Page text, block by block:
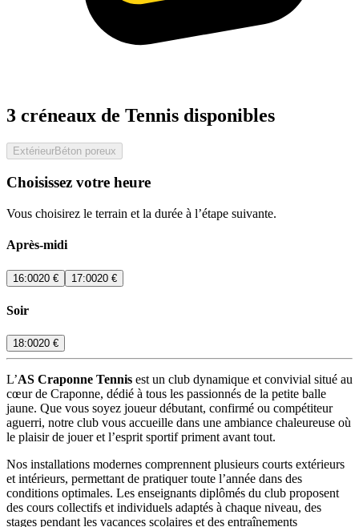
3 créneaux de Tennis disponibles
ExtérieurBéton poreux
Choisissez votre heure
Vous choisirez le terrain et la durée à l’étape suivante.
Après-midi
16:0020 € 17:0020 €
Soir
18:0020 €
L’AS Craponne Tennis est un club dynamique et convivial situé au
cœur de Craponne, dédié à tous les passionnés de la petite balle
jaune. Que vous soyez joueur débutant, confirmé ou compétiteur
aguerri, notre club vous accueille dans une ambiance chaleureuse où
le plaisir de jouer et l’esprit sportif priment avant tout.
Nos installations modernes comprennent plusieurs courts extérieurs
et intérieurs, permettant de pratiquer toute l’année dans des
conditions optimales. Les enseignants diplômés du club proposent
des cours collectifs et individuels adaptés à chaque niveau, des
stages pendant les vacances scolaires et des entraînements